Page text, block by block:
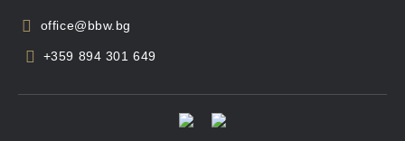
office@bbw.bg
+359 894 301 649